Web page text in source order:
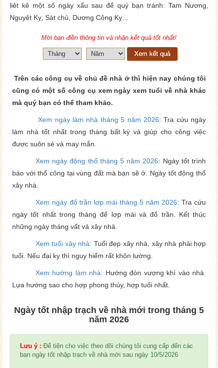
liêt kê một số ngày xấu sau để quý bạn tránh: Tam Nương,
Nguyệt Kỵ, Sát chủ, Dương Công Kỵ...
Mời bạn điền thông tin và nhận kết quả tốt nhất!
Xem kết quả
Trên các công cụ về chủ đề nhà ở thì hiện nay chúng tôi
cũng có một số công cụ xem ngày xem tuổi về nhà khác
mà quý bạn có thể tham khảo.
Xem ngày làm nhà tháng 5 năm 2026: Tra cứu ngày
làm nhà tốt nhất trong tháng bất kỳ và giúp cho công việc
được suôn sẻ và may mắn.
Xem ngày động thổ tháng 5 năm 2026: Ngày tốt trình
báo với thổ công tại vùng đất mà bạn sẽ ở. Ngày tốt động thổ
xây nhà.
Xem ngày đổ trần lợp mái tháng 5 năm 2026: Tra cứu
ngày tốt nhất trong tháng để lợp mái và đổ trần. Kết thúc
những ngày tháng vất vả xây nhà.
Xem tuổi xây nhà: Tuổi đẹp xây nhà, xây nhà phải hợp
tuổi. Nếu đại kỵ thì nguy hiểm rất khôn lường.
Xem hướng làm nhà: Hướng đón vượng khí vào nhà.
Lựa hướng sao cho hợp phong thủy, hợp tuổi nhất.
Ngày tốt nhập trạch về nhà mới trong tháng 5
năm 2026
Lưu ý : Để tiện cho việc theo dõi chúng tôi cung cấp đến các
bạn ngày tốt nhập trạch về nhà mới sau ngày 10/5/2026